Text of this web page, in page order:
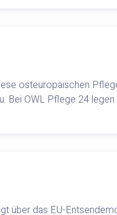
osteuropäischen
Bei OWL Pflege 24
über das EU-